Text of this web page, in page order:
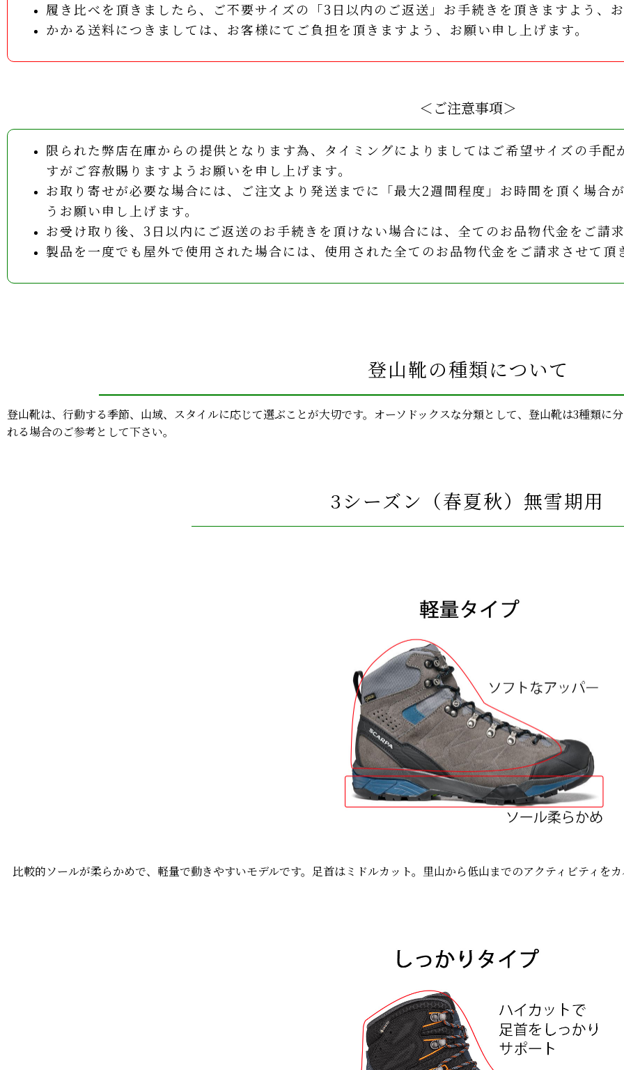
履き比べを頂きましたら、ご不要サイズの「3日以内のご返送」お手続きを頂きますよう、お
かかる送料につきましては、お客様にてご負担を頂きますよう、お願い申し上げます。
＜ご注意事項＞
限られた弊店在庫からの提供となります為、タイミングによりましてはご希望サイズの手
すがご容赦賜りますようお願いを申し上げます。
お取り寄せが必要な場合には、ご注文より発送までに「最大2週間程度」お時間を頂く場合
うお願い申し上げます。
お受け取り後、3日以内にご返送のお手続きを頂けない場合には、全てのお品物代金をご請
製品を一度でも屋外で使用された場合には、使用された全てのお品物代金をご請求させて頂
登山靴の種類について
登山靴は、行動する季節、山域、スタイルに応じて選ぶことが大切です。オーソドックスな分類として、登山靴は3種類に
れる場合のご参考として下さい。
3シーズン（春夏秋）無雪期用
比較的ソールが柔らかめで、軽量で動きやすいモデルです。足首はミドルカット。里山から低山までのアクティビティをカ